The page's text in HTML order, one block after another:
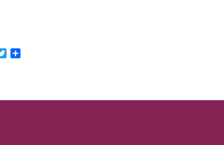
Twitter